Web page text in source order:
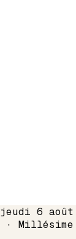
jeudi 6 août
· Millésime